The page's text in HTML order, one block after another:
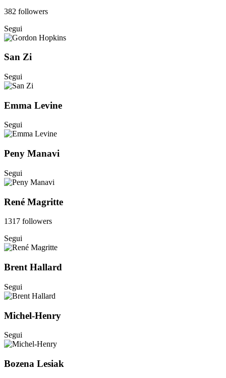
382 followers
Segui
San Zi
Segui
Emma Levine
Segui
Peny Manavi
Segui
René Magritte
1317 followers
Segui
Brent Hallard
Segui
Michel-Henry
Segui
Bozena Lesiak